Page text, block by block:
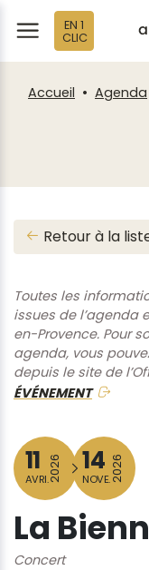
EN 1
CLIC
Accueil Agenda
Retour à la
Toutes les
issues de l’agenda
en-Provence. Pour
agenda, vous
depuis le site de
ÉVÉNEMENT
11
AVRI.2026 14
NOVE.2026
La
Concert
Fenêtre
de
chat
Panneau de gestion